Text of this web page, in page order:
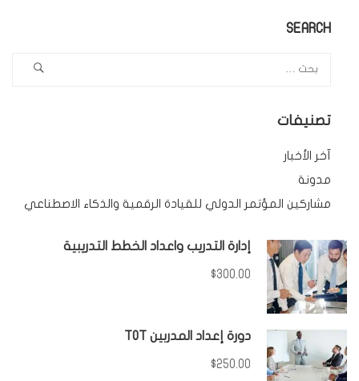
SEARCH
تصنيفات
آخر الأخبار
مدونة
مشاركين المؤتمر الدولي للقيادة الرقمية والذكاء الاصطناعي
إدارة التدريب واعداد الخطط التدريبية
$300.00
دورة إعداد المدربين TOT
$250.00